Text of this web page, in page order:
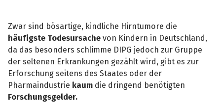
Zwar sind bösartige, kindliche Hirntumore die
häufigste Todesursache von Kindern in Deutschland,
da das besonders schlimme DIPG jedoch zur Gruppe
der seltenen Erkrankungen gezählt wird, gibt es zur
Erforschung seitens des Staates oder der
Pharmaindustrie kaum die dringend benötigten
Forschungsgelder.